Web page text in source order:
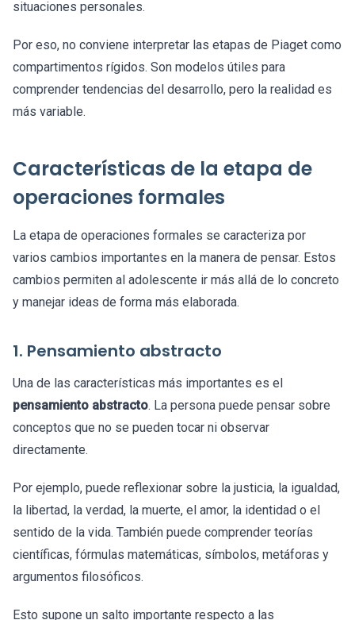
situaciones personales.
Por eso, no conviene interpretar las etapas de Piaget como
compartimentos rígidos. Son modelos útiles para
comprender tendencias del desarrollo, pero la realidad es
más variable.
Características de la etapa de
operaciones formales
La etapa de operaciones formales se caracteriza por
varios cambios importantes en la manera de pensar. Estos
cambios permiten al adolescente ir más allá de lo concreto
y manejar ideas de forma más elaborada.
1. Pensamiento abstracto
Una de las características más importantes es el
pensamiento abstracto. La persona puede pensar sobre
conceptos que no se pueden tocar ni observar
directamente.
Por ejemplo, puede reflexionar sobre la justicia, la igualdad,
la libertad, la verdad, la muerte, el amor, la identidad o el
sentido de la vida. También puede comprender teorías
científicas, fórmulas matemáticas, símbolos, metáforas y
argumentos filosóficos.
Esto supone un salto importante respecto a las